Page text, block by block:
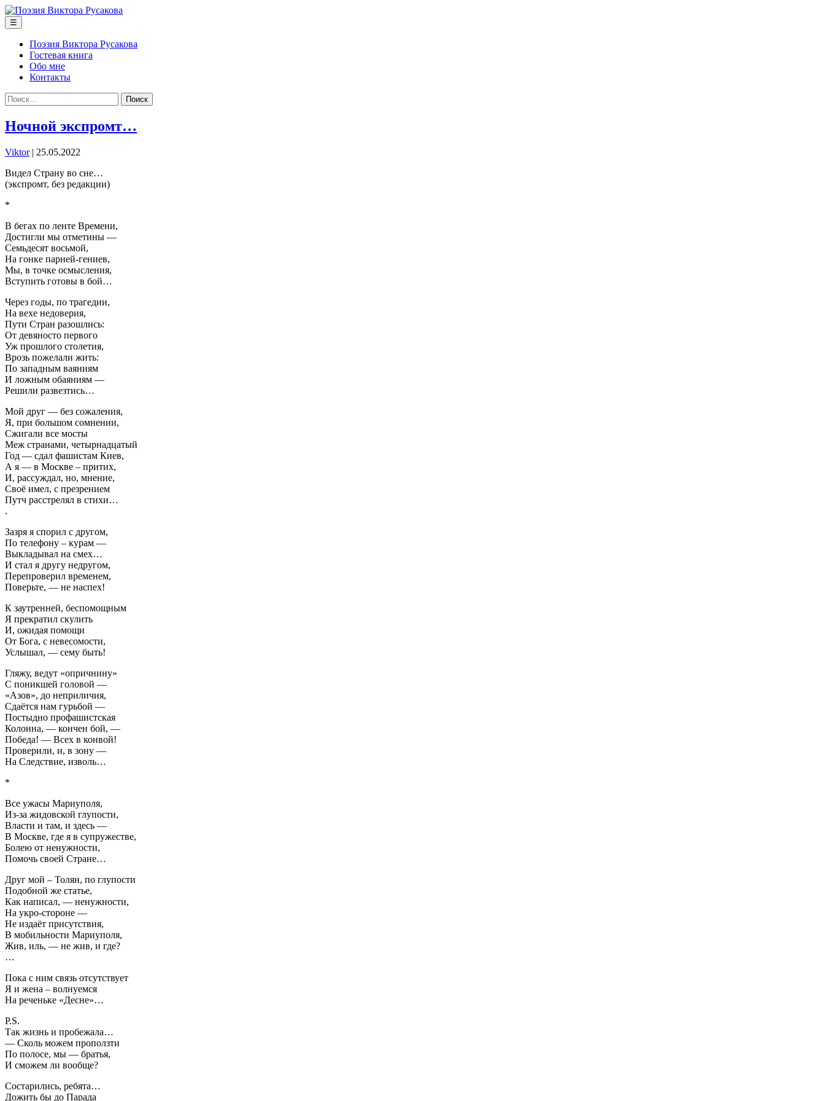
Перейти
к
содержимому
☰
Поэзия Виктора Русакова
Гостевая книга
Обо мне
Контакты
Найти:
Ночной экспромт…
Viktor | 25.05.2022
Видел Страну во сне…
(экспромт, без редакции)
*
В бегах по ленте Времени,
Достигли мы отметины —
Семьдесят восьмой,
На гонке парней-гениев,
Мы, в точке осмысления,
Вступить готовы в бой…
Через годы, по трагедии,
На вехе недоверия,
Пути Стран разошлись:
От девяносто первого
Уж прошлого столетия,
Врозь пожелали жить:
По западным ваяниям
И ложным обаяниям —
Решили развезтись…
Мой друг — без сожаления,
Я, при большом сомнении,
Сжигали все мосты
Меж странами, четырнадцатый
Год — сдал фашистам Киев,
А я — в Москве – притих,
И, рассуждал, но, мнение,
Своё имел, с презрением
Путч расстрелял в стихи…
.
Зазря я спорил с другом,
По телефону – курам —
Выкладывал на смех…
И стал я другу недругом,
Перепроверил временем,
Поверьте, — не наспех!
К заутренней, беспомощным
Я прекратил скулить
И, ожидая помощи
От Бога, с невесомости,
Услышал, — сему быть!
Гляжу, ведут «опричнину»
С поникшей головой —
«Азов», до неприличия,
Сдаётся нам гурьбой —
Постыдно профашистская
Колонна, — кончен бой, —
Победа! — Всех в конвой!
Проверили, и, в зону —
На Следствие, изволь…
*
Все ужасы Мариуполя,
Из-за жидовской глупости,
Власти и там, и здесь —
В Москве, где я в супружестве,
Болею от ненужности,
Помочь своей Стране…
Друг мой – Толян, по глупости
Подобной же статье,
Как написал, — ненужности,
На укро-стороне —
Не издаёт присутствия,
В мобильности Мариуполя,
Жив, иль, — не жив, и где?
…
Пока с ним связь отсутствует
Я и жена – волнуемся
На реченьке «Десне»…
P.S.
Так жизнь и пробежала…
— Сколь можем проползти
По полосе, мы — братья,
И сможем ли вообще?
Состарились, ребята…
Дожить бы до Парада